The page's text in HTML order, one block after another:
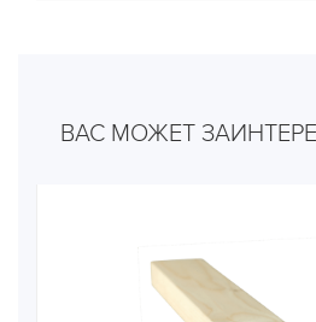
ВАС МОЖЕТ